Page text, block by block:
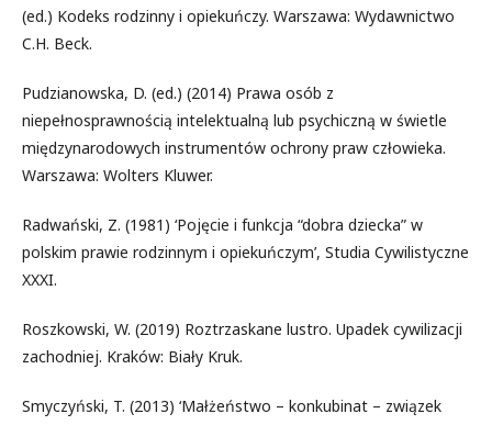
(ed.) Kodeks rodzinny i opiekuńczy. Warszawa: Wydawnictwo
C.H. Beck.
Pudzianowska, D. (ed.) (2014) Prawa osób z
niepełnosprawnością intelektualną lub psychiczną w świetle
międzynarodowych instrumentów ochrony praw człowieka.
Warszawa: Wolters Kluwer.
Radwański, Z. (1981) ‘Pojęcie i funkcja “dobra dziecka” w
polskim prawie rodzinnym i opiekuńczym’, Studia Cywilistyczne
XXXI.
Roszkowski, W. (2019) Roztrzaskane lustro. Upadek cywilizacji
zachodniej. Kraków: Biały Kruk.
Smyczyński, T. (2013) ‘Małżeństwo – konkubinat – związek